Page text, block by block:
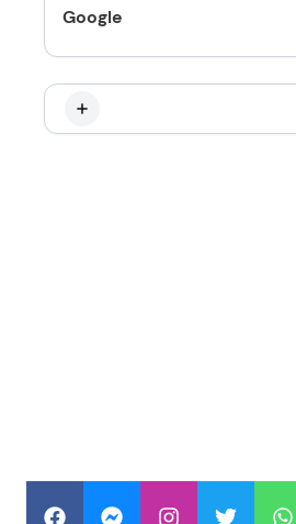
Google